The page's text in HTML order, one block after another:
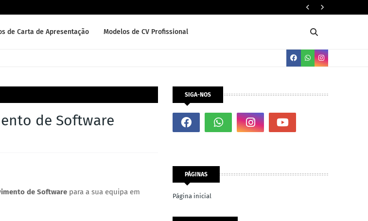
de Carta de Apresentação Modelos de CV Profissional
de Software
de Software para a sua equipa em
SIGA-NOS
PÁGINAS
Página inicial